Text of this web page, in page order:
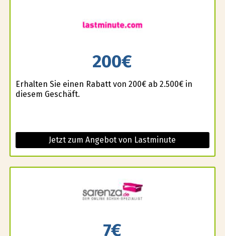
200€
Erhalten Sie einen Rabatt von 200€ ab 2.500€ in
diesem Geschäft.
Jetzt zum Angebot von Lastminute
7€